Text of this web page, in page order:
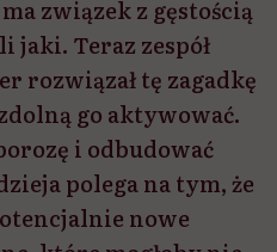
związek z gęstością
jaki. Teraz zespół
rozwiązał tę zagadkę
go aktywować.
i odbudować
polega na tym, że
nowe